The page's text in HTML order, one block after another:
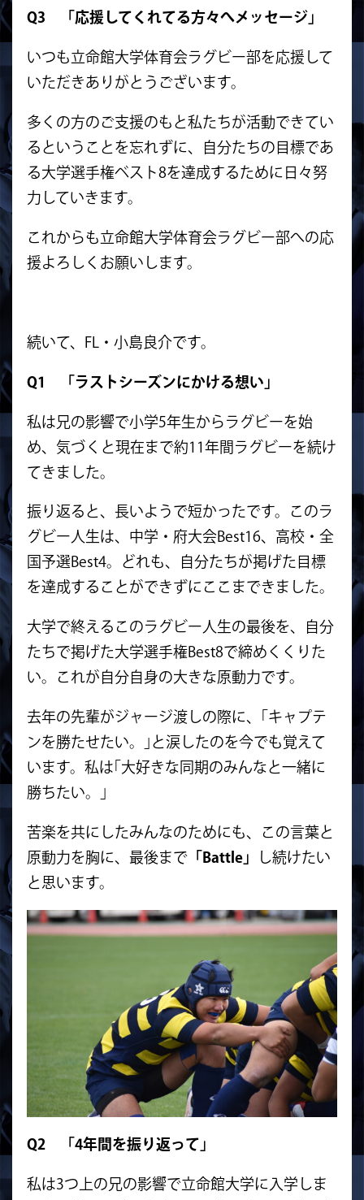
Q3 「応援してくれてる方々へメッセージ」
いつも立命館大学体育会ラグビー部を応援して
いただきありがとうございます。
多くの方のご支援のもと私たちが活動できてい
るということを忘れずに、自分たちの目標であ
る大学選手権ベスト8を達成するために日々努
力していきます。
これからも立命館大学体育会ラグビー部への応
援よろしくお願いします。
続いて、FL・小島良介です。
Q1 「ラストシーズンにかける想い」
私は兄の影響で小学5年生からラグビーを始
め、気づくと現在まで約11年間ラグビーを続け
てきました。
振り返ると、長いようで短かったです。このラ
グビー人生は、中学・府大会Best16、高校・全
国予選Best4。どれも、自分たちが掲げた目標
を達成することができずにここまできました。
大学で終えるこのラグビー人生の最後を、自分
たちで掲げた大学選手権Best8で締めくくりた
い。これが自分自身の大きな原動力です。
去年の先輩がジャージ渡しの際に、｢キャプテ
ンを勝たせたい。｣と涙したのを今でも覚えて
います。私は｢大好きな同期のみんなと一緒に
勝ちたい。｣
苦楽を共にしたみんなのためにも、この言葉と
原動力を胸に、最後まで「Battle」
し続けたい
と思います。
Q2 「4年間を振り返って」
私は3つ上の兄の影響で立命館大学に入学しま